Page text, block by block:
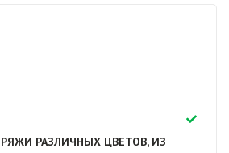
РАЗЛИЧНЫХ ЦВЕТОВ, ИЗ